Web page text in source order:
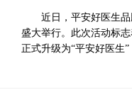
近日，平安好医生
盛大举行。此次活动标
正式升级为“平安好医